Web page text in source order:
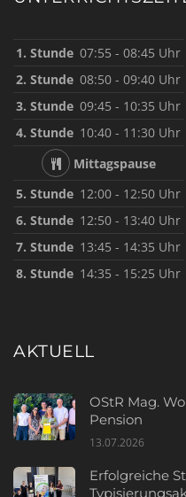
1. Stunde 07:55 - 08:45 Uhr
2. Stunde 08:50 - 09:40 Uhr
3. Stunde 09:45 - 10:35 Uhr
4. Stunde 10:40 - 11:30 Uhr
Mittagspause
5. Stunde 12:00 - 12:50 Uhr
6. Stunde 12:50 - 13:40 Uhr
7. Stunde 13:45 - 14:35 Uhr
8. Stunde 14:35 - 15:25 Uhr
AKTUELL
OStR Mag.
Pension
13.07.2026
Erfolgreiche